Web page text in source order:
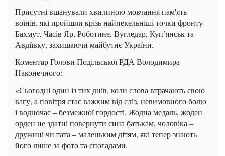
Присутні вшанували хвилиною мовчання пам'ять
воїнів, які пройшли крізь найпекельніші точки фронту –
Бахмут, Часів Яр, Роботине, Вугледар, Куп’янськ та
Авдіївку, захищаючи майбутнє України.
Коментар Голови Подільської РДА Володимира
Наконечного:
«Сьогодні один із тих днів, коли слова втрачають свою
вагу, а повітря стає важким від сліз, невимовного болю
і водночас – безмежної гордості. Жодна медаль, жоден
орден не здатні повернути сина батькам, чоловіка –
дружині чи тата – маленьким дітям, які тепер знають
його лише за фото та спогадами.